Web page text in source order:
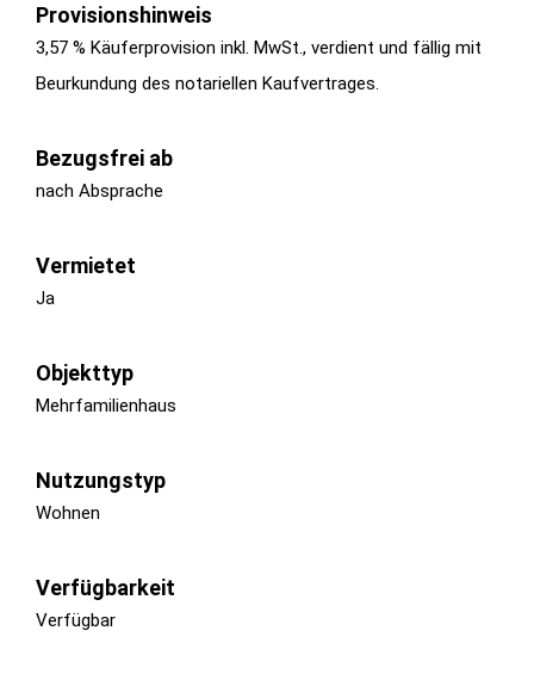
Provisionshinweis
3,57 % Käuferprovision inkl. MwSt., verdient und fällig mit
Beurkundung des notariellen Kaufvertrages.
Bezugsfrei ab
nach Absprache
Vermietet
Ja
Objekttyp
Mehrfamilienhaus
Nutzungstyp
Wohnen
Verfügbarkeit
Verfügbar